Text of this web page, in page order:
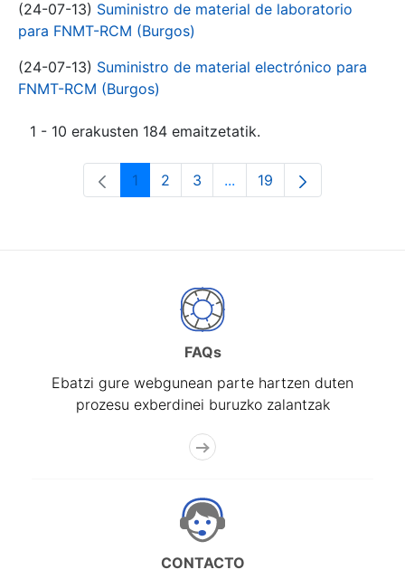
(24-07-13) Suministro de material de laboratorio
para FNMT-RCM (Burgos)
(24-07-13) Suministro de material electrónico para
FNMT-RCM (Burgos)
1 - 10 erakusten 184 emaitzetatik.
Orrialdea
1 Orrialdea
2 Orrialdea
3 ...Intermediate Pages Use
Orrialdea
19
FAQs
Ebatzi gure webgunean parte hartzen duten
prozesu exberdinei buruzko zalantzak
CONTACTO